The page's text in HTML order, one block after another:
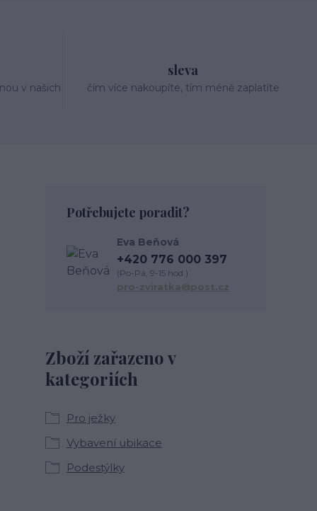
v našich
sleva
čím více nakoupíte, tím méně zaplatíte
Zboží zařazeno v
kategoriích
Pro ježky
Vybavení ubikace
Podestýlky
Potřebujete poradit?
Eva Beňová
+420 776 000 397
(Po-Pá, 9-15 hod.)
pro-zviratka@post.cz